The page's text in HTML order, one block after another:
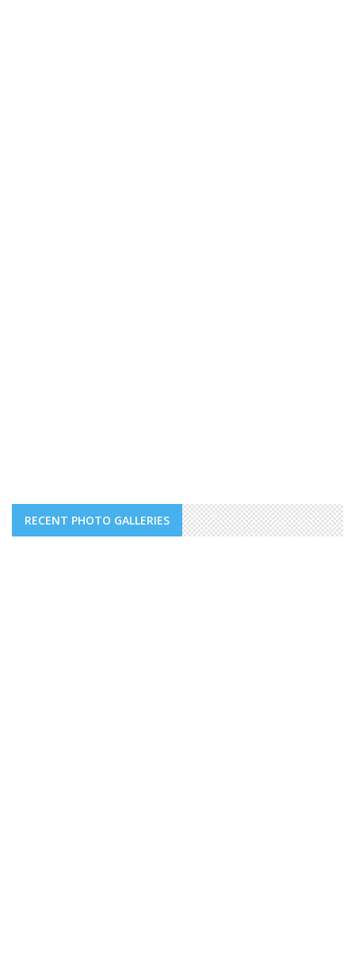
RECENT PHOTO GALLERIES